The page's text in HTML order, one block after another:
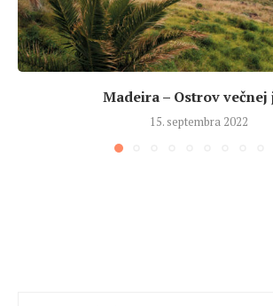
Madeira – Ostrov
15. septembra 2022